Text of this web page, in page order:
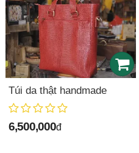
Túi da thật handmade
6,500,000đ